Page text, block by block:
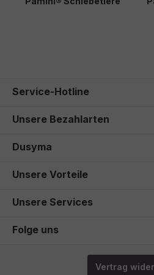
Service-Hotline
Unsere Bezahlarten
Dusyma
Unsere Vorteile
Unsere Services
Folge uns
Vertrag